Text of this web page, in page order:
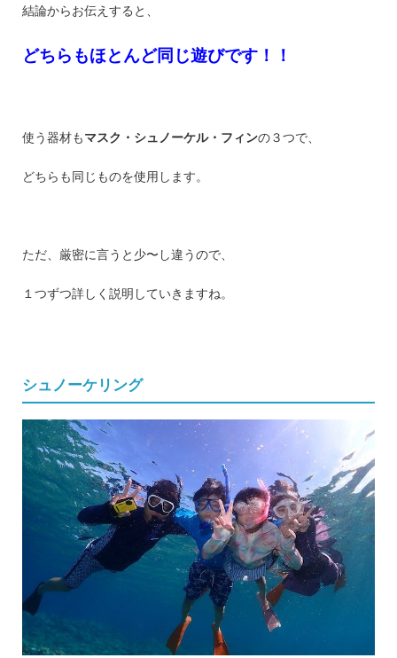
結論からお伝えすると、
どちらもほとんど同じ遊びです！！
使う器材もマスク・シュノーケル・フィンの３つで、
どちらも同じものを使用します。
ただ、厳密に言うと少〜し違うので、
１つずつ詳しく説明していきますね。
シュノーケリング